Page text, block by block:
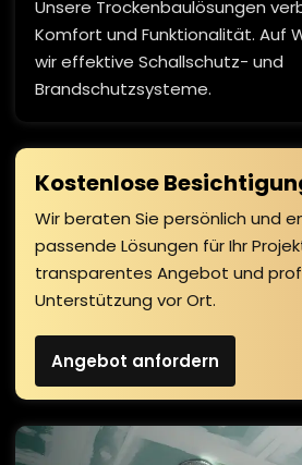
Unsere Trockenbaulösungen
Komfort und Funktionalität. Auf
wir effektive Schallschutz- und
Brandschutzsysteme.
Kostenlose
Wir beraten Sie persönlich und
passende Lösungen für Ihr
transparentes Angebot und
Unterstützung vor Ort.
Angebot anfordern